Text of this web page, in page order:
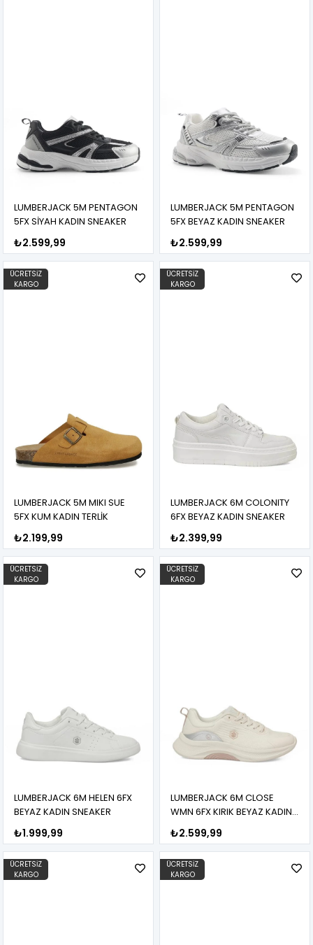
LUMBERJACK 5M PENTAGON
5FX SİYAH KADIN SNEAKER
₺2.599,99
LUMBERJACK 5M PENTAGON
5FX BEYAZ KADIN SNEAKER
₺2.599,99
LUMBERJACK 5M MIKI SUE
5FX KUM KADIN TERLİK
₺2.199,99
ÜCRETSIZ
KARGO
LUMBERJACK 6M COLONITY
6FX BEYAZ KADIN SNEAKER
₺2.399,99
ÜCRETSIZ
KARGO
LUMBERJACK 6M HELEN 6FX
BEYAZ KADIN SNEAKER
₺1.999,99
ÜCRETSIZ
KARGO
LUMBERJACK 6M CLOSE
WMN 6FX KIRIK BEYAZ KADIN
₺2.599,99
ÜCRETSIZ
KARGO
ÜCRETSIZ
KARGO
ÜCRETSIZ
KARGO